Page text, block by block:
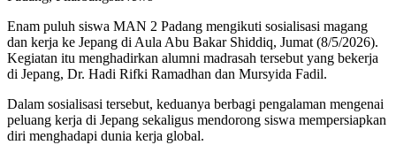
Enam puluh siswa MAN 2 Padang mengikuti sosialisasi magang
dan kerja ke Jepang di Aula Abu Bakar Shiddiq, Jumat (8/5/2026).
Kegiatan itu menghadirkan alumni madrasah tersebut yang bekerja
di Jepang, Dr. Hadi Rifki Ramadhan dan Mursyida Fadil.
Dalam sosialisasi tersebut, keduanya berbagi pengalaman mengenai
peluang kerja di Jepang sekaligus mendorong siswa mempersiapkan
diri menghadapi dunia kerja global.